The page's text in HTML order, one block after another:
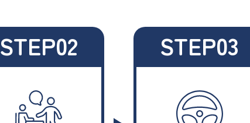
STEP02 STEP03